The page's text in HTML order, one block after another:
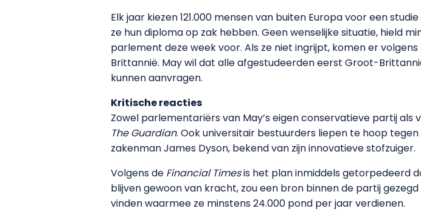
Elk jaar kiezen 121.000 mensen van buiten Europa voor een
ze hun diploma op zak hebben. Geen wenselijke situatie, hield
parlement deze week voor. Als ze niet ingrijpt, komen er
Brittannië. May wil dat alle afgestudeerden eerst Groot-
kunnen aanvragen.
Kritische reacties
Zowel parlementariërs van May’s eigen conservatieve partij
The Guardian. Ook universitair bestuurders liepen te hoop
zakenman James Dyson, bekend van zijn innovatieve stofzuiger.
Volgens de Financial Timesis het plan inmiddels getorpedeerd
blijven gewoon van kracht, zou een bron binnen de partij
vinden waarmee ze minstens 24.000 pond per jaar verdienen.